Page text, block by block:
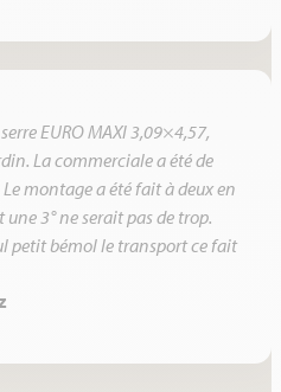
EURO MAXI 3,09×4,57,
La commerciale a été de
montage a été fait à deux en
3° ne serait pas de trop.
petit bémol le transport ce fait